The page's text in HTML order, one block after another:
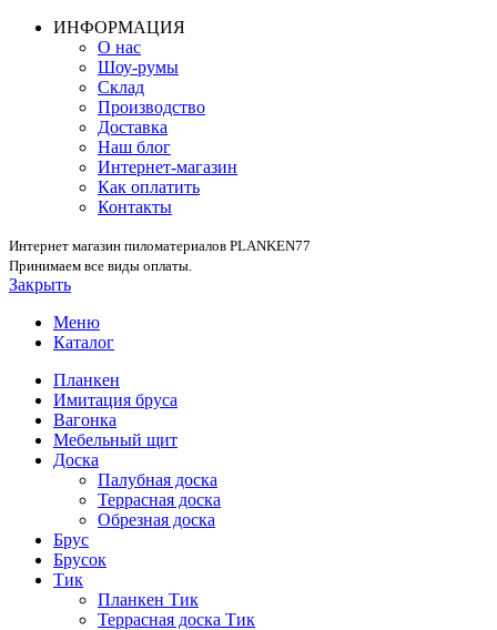
ИНФОРМАЦИЯ
О нас
Шоу-румы
Склад
Производство
Доставка
Наш блог
Интернет-магазин
Как оплатить
Контакты
Интернет магазин пиломатериалов PLANKEN77
Принимаем все виды оплаты.
Закрыть
Меню
Каталог
Планкен
Имитация бруса
Вагонка
Мебельный щит
Доска
Палубная доска
Террасная доска
Обрезная доска
Брус
Брусок
Тик
Планкен Тик
Террасная доска Тик